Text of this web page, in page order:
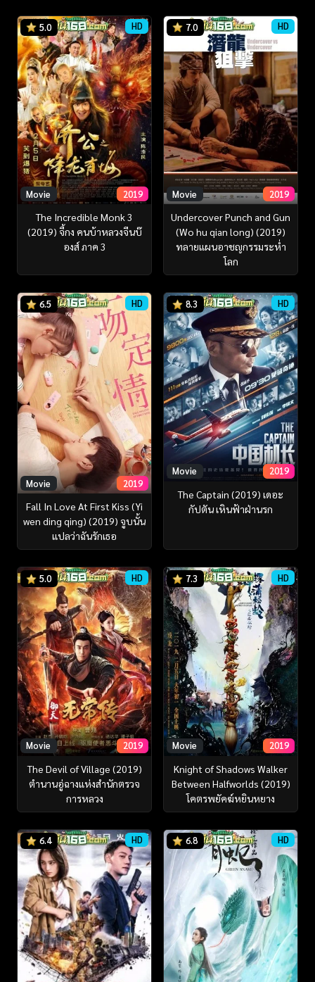
5.0 HD
Movie 2019
The Incredible Monk 3
(2019) จี้กง คนบ้าหลวงจีนบ๊
องส์ ภาค 3
7.0 HD
Movie 2019
Undercover Punch and Gun
(Wo hu qian long) (2019)
ทลายแผนอาชญกรรมระห่ำ
โลก
6.5 HD
Movie 2019
Fall In Love At First Kiss (Yi
wen ding qing) (2019) จูบนั้น
แปลว่าฉันรักเธอ
8.3 HD
Movie 2019
The Captain (2019) เดอะ
กัปตัน เหินฟ้าฝ่านรก
5.0 HD
Movie 2019
The Devil of Village (2019)
ตำนานอู่ฉางแห่งสำนักตรวจ
การหลวง
7.3 HD
Movie 2019
Knight of Shadows Walker
Between Halfworlds (2019)
โคตรพยัคฆ์หยินหยาง
6.4 HD 6.8 HD